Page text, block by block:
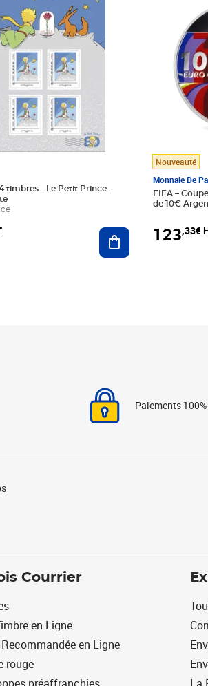
timbres - Le Petit Prince -
Ajouter au panier
Nouveauté
Monnaie De
FIFA –
de 10€
123,33€
Paiements
Courrier
en Ligne
en Ligne
rouge